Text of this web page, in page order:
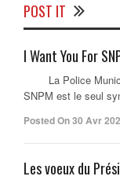
POST IT
I Want You For
La Police
SNPM est le seul
Posted On 30 Avr
Les voeux du